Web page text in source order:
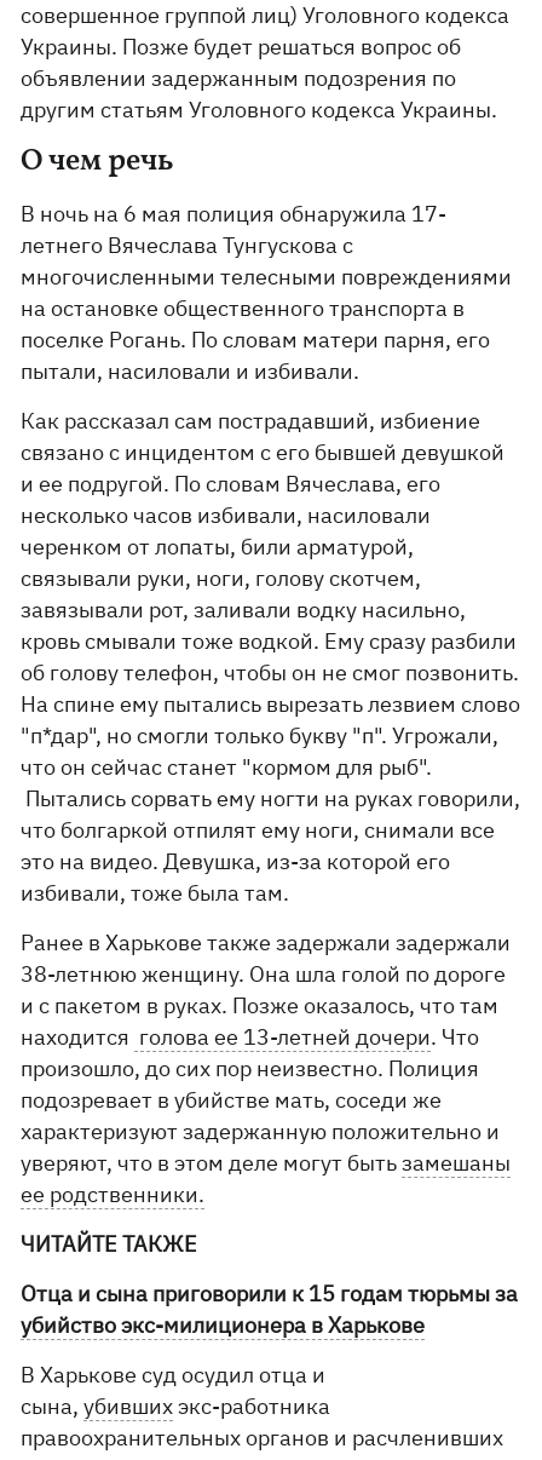
совершенное группой лиц) Уголовного кодекса
Украины. Позже будет решаться вопрос об
объявлении задержанным подозрения по
другим статьям Уголовного кодекса Украины.
О чем речь
В ночь на 6 мая полиция обнаружила 17-
летнего Вячеслава Тунгускова с
многочисленными телесными повреждениями
на остановке общественного транспорта в
поселке Рогань. По словам матери парня, его
пытали, насиловали и избивали.
Как рассказал сам пострадавший, избиение
связано с инцидентом с его бывшей девушкой
и ее подругой. По словам Вячеслава, его
несколько часов избивали, насиловали
черенком от лопаты, били арматурой,
связывали руки, ноги, голову скотчем,
завязывали рот, заливали водку насильно,
кровь смывали тоже водкой. Ему сразу разбили
об голову телефон, чтобы он не смог позвонить.
На спине ему пытались вырезать лезвием слово
"п*дар", но смогли только букву "п". Угрожали,
что он сейчас станет "кормом для рыб".
Пытались сорвать ему ногти на руках говорили,
что болгаркой отпилят ему ноги, снимали все
это на видео. Девушка, из-за которой его
избивали, тоже была там.
Ранее в Харькове также задержали задержали
38-летнюю женщину. Она шла голой по дороге
и с пакетом в руках. Позже оказалось, что там
находится голова ее 13-летней дочери. Что
произошло, до сих пор неизвестно. Полиция
подозревает в убийстве мать, соседи же
характеризуют задержанную положительно и
уверяют, что в этом деле могут бытьзамешаны
ее родственники.
ЧИТАЙТЕ ТАКЖЕ
Отца и сына приговорили к 15 годам тюрьмы за
убийство экс-милиционера в Харькове
В Харькове суд осудил отца и
сына,убившихэкс-работника
правоохранительных органов и расчленивших